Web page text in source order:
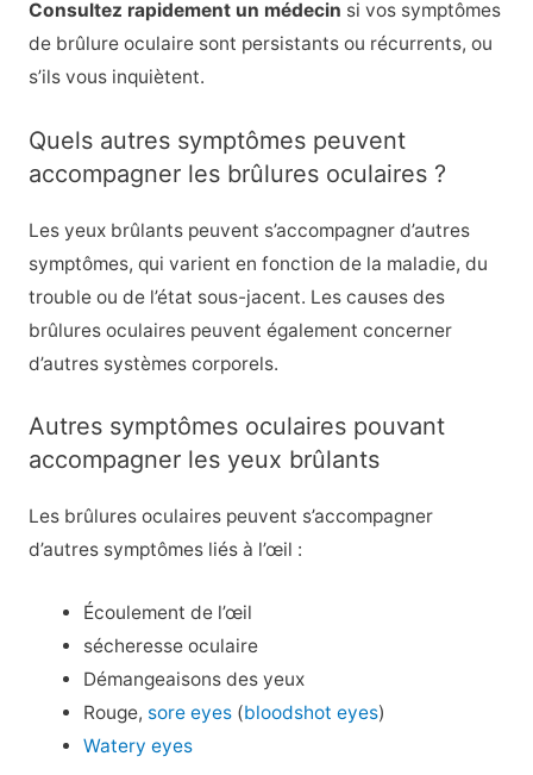
Consultez rapidement un médecin si vos symptômes
de brûlure oculaire sont persistants ou récurrents, ou
s’ils vous inquiètent.
Quels autres symptômes peuvent
accompagner les brûlures oculaires ?
Les yeux brûlants peuvent s’accompagner d’autres
symptômes, qui varient en fonction de la maladie, du
trouble ou de l’état sous-jacent. Les causes des
brûlures oculaires peuvent également concerner
d’autres systèmes corporels.
Autres symptômes oculaires pouvant
accompagner les yeux brûlants
Les brûlures oculaires peuvent s’accompagner
d’autres symptômes liés à l’œil :
Écoulement de l’œil
sécheresse oculaire
Démangeaisons des yeux
Rouge, sore eyes (bloodshot eyes)
Watery eyes